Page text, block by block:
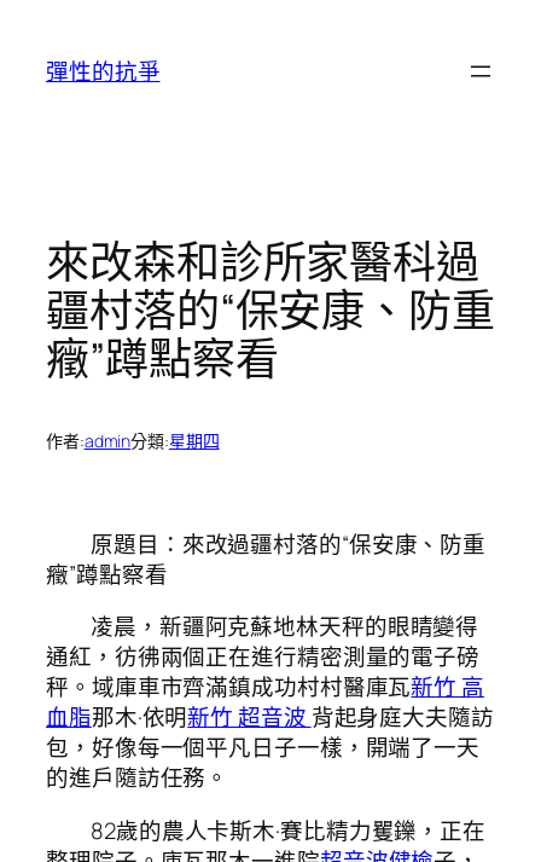
彈性的抗爭
來改森和診所家醫科過
疆村落的“保安康、防重
癥”蹲點察看
作者:admin分類:星期四
原題目：來改過疆村落的“保安康、防重
癥”蹲點察看
凌晨，新疆阿克蘇地林天秤的眼睛變得
通紅，彷彿兩個正在進行精密測量的電子磅
秤。域庫車市齊滿鎮成功村村醫庫瓦新竹 高
血脂那木·依明新竹 超音波 背起身庭大夫隨訪
包，好像每一個平凡日子一樣，開端了一天
的進戶隨訪任務。
82歲的農人卡斯木·賽比精力矍鑠，正在